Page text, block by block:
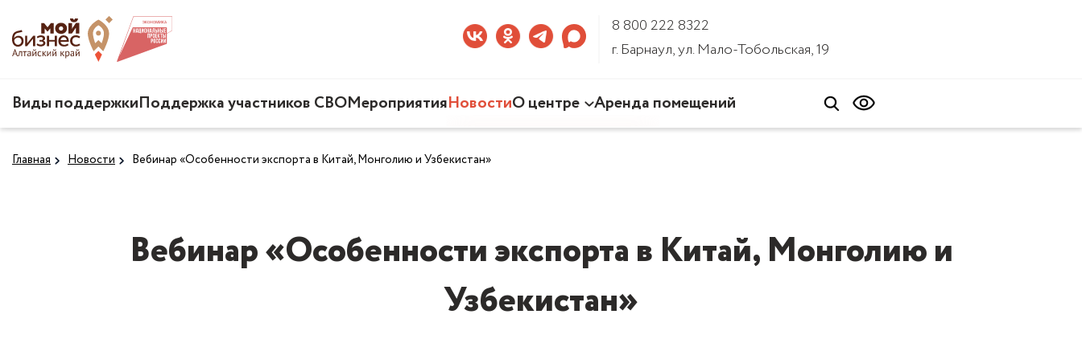
8 800 222 8322
г. Барнаул, ул. Мало-Тобольская, 19
Виды поддержкиПоддержка участников СВОМероприятияНовостиО центре
Аренда помещений
Главная Новости Вебинар «Особенности экспорта в Китай, Монголию и Узбекистан»
Вебинар «Особенности экспорта в Китай, Монголию и
Узбекистан»